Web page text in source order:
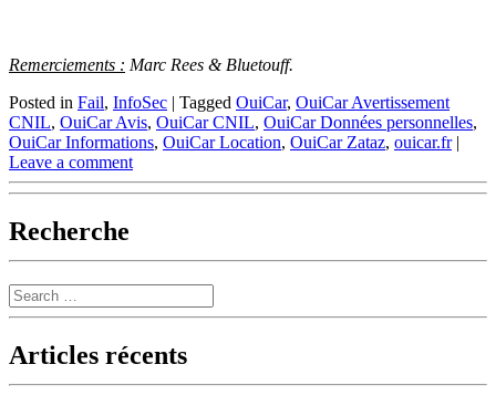
Remerciements : Marc Rees & Bluetouff.
Posted in Fail, InfoSec | Tagged OuiCar, OuiCar Avertissement
CNIL, OuiCar Avis, OuiCar CNIL, OuiCar Données personnelles,
OuiCar Informations, OuiCar Location, OuiCar Zataz, ouicar.fr |
Leave a comment
Recherche
Search
Articles récents